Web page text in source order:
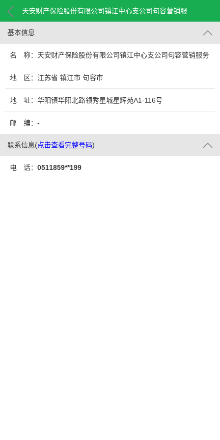
基本信息
名 称：天安财产保险股份有限公司镇江中心支公司句容营销服务
部
地 区：江苏省 镇江市 句容市
地 址：华阳镇华阳北路领秀星城星辉苑A1-116号
邮 编：-
联系信息(点击查看完整号码)
电 话： 0511859**199